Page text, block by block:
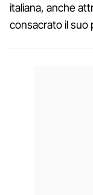
italiana, anche
consacrato il suo